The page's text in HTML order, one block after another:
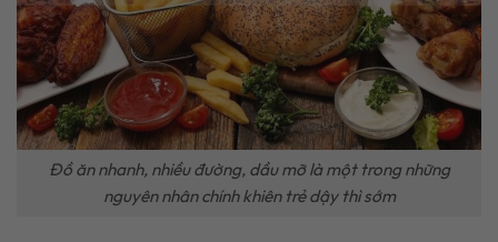
Đồ ăn nhanh, nhiều đường, dầu mỡ là một trong những
nguyên nhân chính khiên trẻ dậy thì sớm